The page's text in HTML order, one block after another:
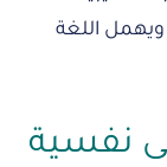
ويهمل اللغة
نفسية